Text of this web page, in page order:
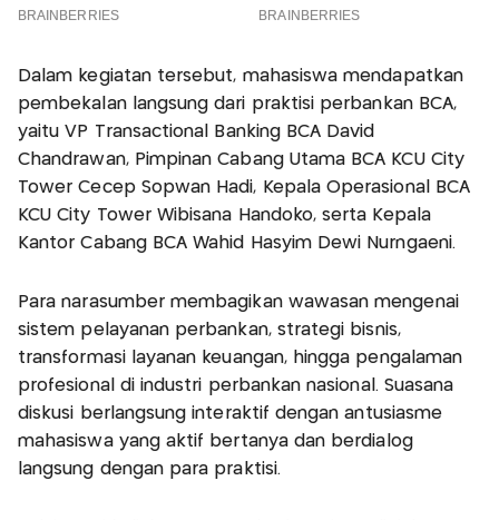
Dalam kegiatan tersebut, mahasiswa mendapatkan
pembekalan langsung dari praktisi perbankan BCA,
yaitu VP Transactional Banking BCA David
Chandrawan, Pimpinan Cabang Utama BCA KCU City
Tower Cecep Sopwan Hadi, Kepala Operasional BCA
KCU City Tower Wibisana Handoko, serta Kepala
Kantor Cabang BCA Wahid Hasyim Dewi Nurngaeni.
Para narasumber membagikan wawasan mengenai
sistem pelayanan perbankan, strategi bisnis,
transformasi layanan keuangan, hingga pengalaman
profesional di industri perbankan nasional. Suasana
diskusi berlangsung interaktif dengan antusiasme
mahasiswa yang aktif bertanya dan berdialog
langsung dengan para praktisi.